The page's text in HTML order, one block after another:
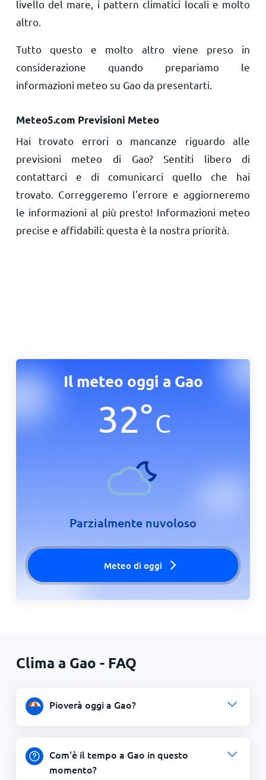
livello del mare, i pattern climatici locali e molto
altro.
Tutto questo e molto altro viene preso in
considerazione quando prepariamo le
informazioni meteo su Gao da presentarti.
Meteo5.com Previsioni Meteo
Hai trovato errori o mancanze riguardo alle
previsioni meteo di Gao? Sentiti libero di
contattarci e di comunicarci quello che hai
trovato. Correggeremo l'errore e aggiorneremo
le informazioni al più presto! Informazioni meteo
precise e affidabili: questa è la nostra priorità.
Il meteo oggi a Gao
32°C
Parzialmente nuvoloso
Meteo di oggi
Clima a Gao - FAQ
Pioverà oggi a Gao?
Com'è il tempo a Gao in questo
momento?